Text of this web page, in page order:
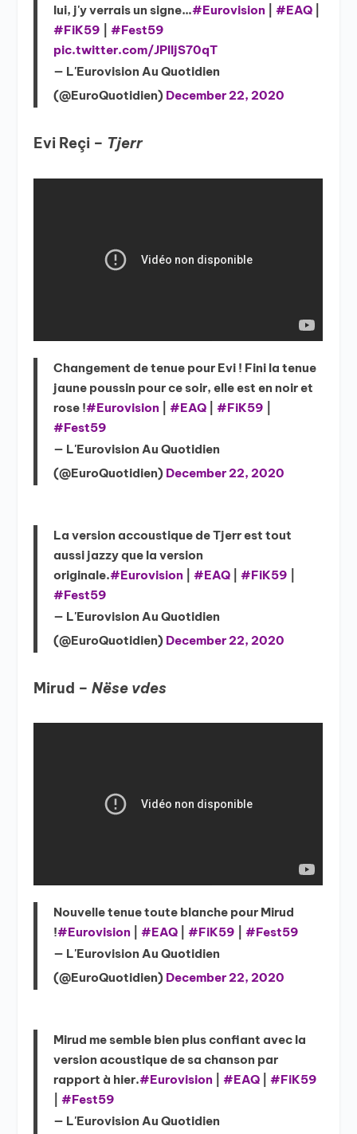
lui, j'y verrais un signe…#Eurovision |#EAQ
#FiK59 |#Fest59
pic.twitter.com/JPIIjS70qT
— L'Eurovision Au Quotidien
(@EuroQuotidien) December 22, 2020
Evi Reçi – Tjerr
Changement de tenue pour Evi ! Fini la tenue
jaune poussin pour ce soir, elle est en noir et
rose !#Eurovision |#EAQ |#FiK59
#Fest59
— L'Eurovision Au Quotidien
(@EuroQuotidien) December 22, 2020
La version accoustique de Tjerr est tout
aussi jazzy que la version
originale.#Eurovision |#EAQ |#FiK59
#Fest59
— L'Eurovision Au Quotidien
(@EuroQuotidien) December 22, 2020
Mirud –Nëse vdes
Nouvelle tenue toute blanche pour Mirud
!#Eurovision |#EAQ |#FiK59 |#Fest59
— L'Eurovision Au Quotidien
(@EuroQuotidien) December 22, 2020
Mirud me semble bien plus confiant avec la
version acoustique de sa chanson par
rapport à hier.#Eurovision |#EAQ |#FiK59
|#Fest59
— L'Eurovision Au Quotidien